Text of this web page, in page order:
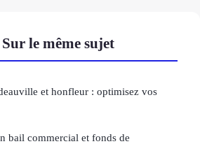
le même sujet
et honfleur : optimisez vos
bail commercial et fonds de